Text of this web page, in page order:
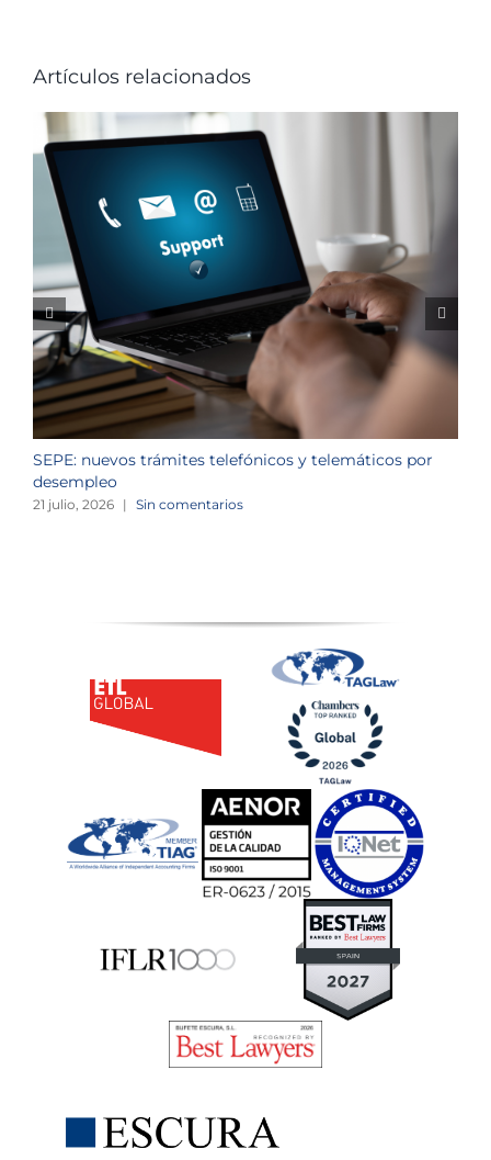
Artículos relacionados
SEPE: nuevos trámites telefónicos y telemáticos por
desempleo
21 julio, 2026 | Sin comentarios